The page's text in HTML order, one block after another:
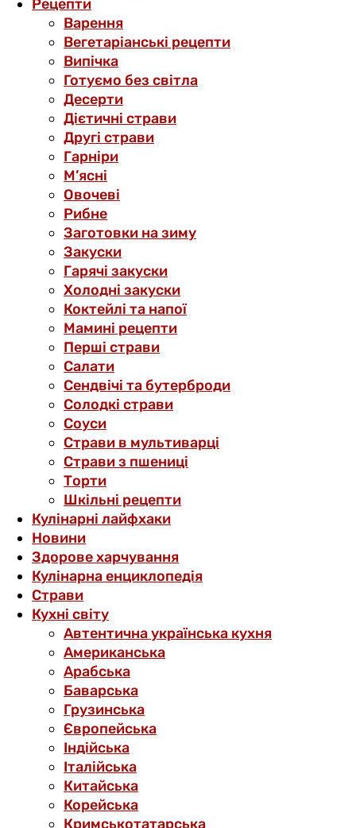
Рецепти
Варення
Вегетаріанські рецепти
Випічка
Готуємо без світла
Десерти
Дієтичні страви
Другі страви
Гарніри
М’ясні
Овочеві
Рибне
Заготовки на зиму
Закуски
Гарячі закуски
Холодні закуски
Коктейлі та напої
Мамині рецепти
Перші страви
Салати
Сендвічі та бутерброди
Солодкі страви
Соуси
Страви в мультиварці
Страви з пшениці
Торти
Шкільні рецепти
Кулінарні лайфхаки
Новини
Здорове харчування
Кулінарна енциклопедія
Страви
Кухні світу
Автентична українська кухня
Американська
Арабська
Баварська
Грузинська
Європейська
Індійська
Італійська
Китайська
Корейська
Кримськотатарська